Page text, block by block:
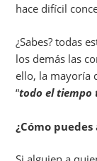
hace difícil
¿Sabes? todas
los demás las
ello, la mayoría
“todo el tiempo
¿Cómo